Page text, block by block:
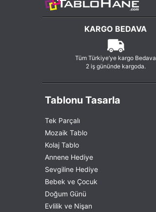
KARGO BEDAVA
Tüm Türkiye’ye kargo Bedava
2 iş gününde kargoda.
Tablonu Tasarla
Tek Parçalı
Mozaik Tablo
Kolaj Tablo
Annene Hediye
Sevgiline Hediye
Bebek ve Çocuk
Doğum Günü
Evlilik ve Nişan